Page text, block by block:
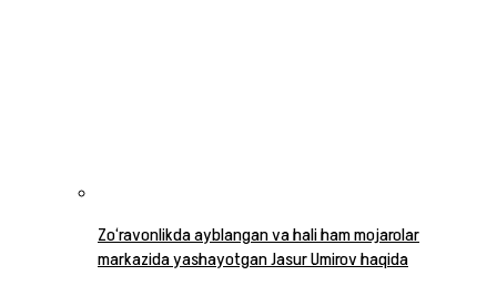
Zo‘ravonlikda ayblangan va hali ham mojarolar
markazida yashayotgan Jasur Umirov haqida